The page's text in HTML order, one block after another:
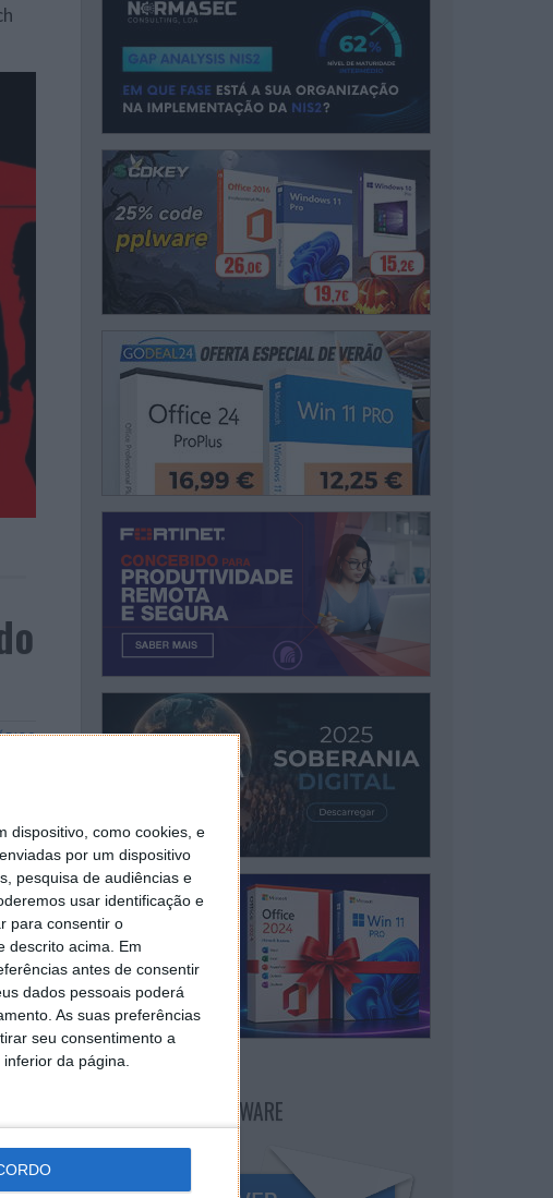
dispositivo, como cookies, e
por um dispositivo
pesquisa de audiências e
usar identificação e
para consentir o
descrito acima. Em
antes de consentir
dados pessoais poderá
As suas preferências
seu consentimento a
da página.
a
NEWSLETTER PPLWARE